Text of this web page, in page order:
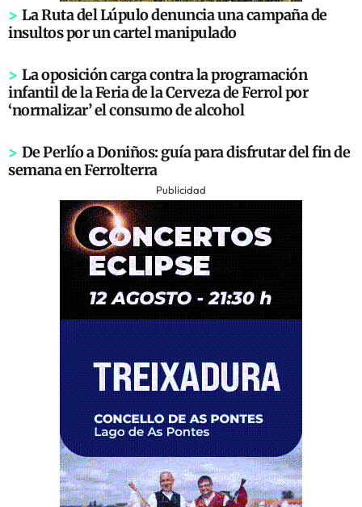
> La Ruta del Lúpulo denuncia una campaña de
insultos por un cartel manipulado
> La oposición carga contra la programación
infantil de la Feria de la Cerveza de Ferrol por
‘normalizar’ el consumo de alcohol
> De Perlío a Doniños: guía para disfrutar del fin de
semana en Ferrolterra
Publicidad